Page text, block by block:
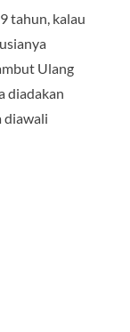
tahun, kalau
Ulang
diadakan
diawali